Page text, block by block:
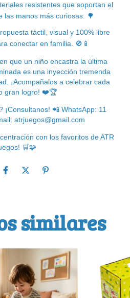
resistentes que soportan el
las manos más curiosas.
🌳
táctil, visual y 100% libre
conectar en familia. 🚫📱
que un niño encastra la última
es una inyección tremenda
¡Acompañalos a celebrar cada
gran logro! ❤🏆
¡Consultanos! 📲WhatsApp: 11
atrjuegos@gmail.com
con los favoritos de ATR
🛒🧩
similares